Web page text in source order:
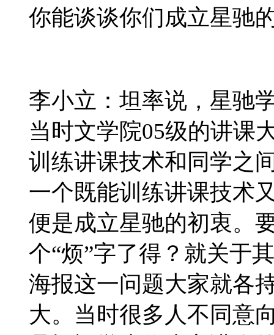
你能谈谈你们成立星驰
李小立：坦率说，星驰
当时文学院05级的讲课
训练讲课技术和同学之
一个既能训练讲课技术
便是成立星驰的初衷。
个“烦”字了得？就关于
海报这一问题大家就各
大。当时很多人不同意